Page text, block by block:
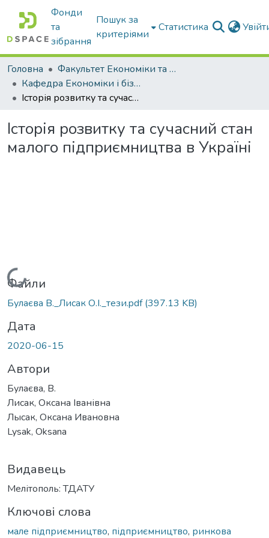
Фонди
та
зібрання
Пошук за
критеріями
Статистика
Головна
Факультет Економіки та бізнесу
Кафедра Економіки і бізнесу
Історія розвитку та сучасний стан малого підприємництва в Україні
Історія розвитку та сучасний стан
малого підприємництва в Україні
Вантажиться...
Файли
Булаєва В._Лисак О.І._тези.pdf(397.13 KB)
Дата
2020-06-15
Автори
Булаєва, В.
Лисак, Оксана Іванівна
Лысак, Оксана Ивановна
Lysak, Oksana
Видавець
Мелітополь: ТДАТУ
Ключові слова
мале підприємництво, підприємництво, ринкова